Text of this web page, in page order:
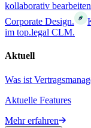
kollaborativ
Corporate Design.
im top.legal CLM.
Aktuell
Was ist
Aktuelle Features
Mehr erfahren